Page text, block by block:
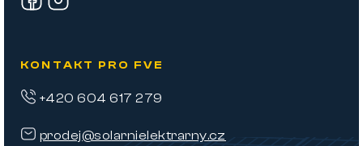
KONTAKT PRO FVE
prodej@solarnielektrarny.cz
+420 604 617 279